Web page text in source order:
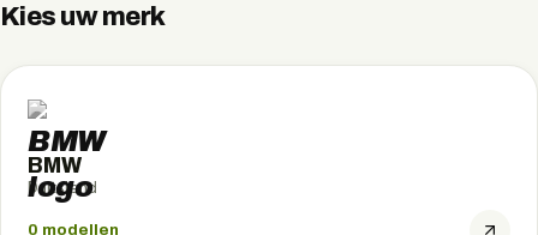
Kies uw merk
BMW
Duitsland
0 modellen